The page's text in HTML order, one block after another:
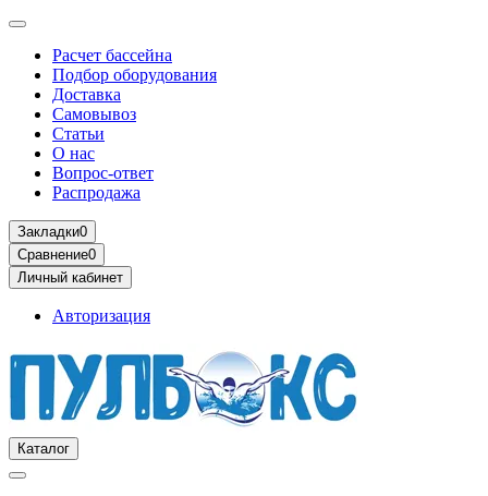
Расчет бассейна
Подбор оборудования
Доставка
Самовывоз
Статьи
О нас
Вопрос-ответ
Распродажа
Закладки0
Сравнение0
Личный кабинет
Авторизация
Каталог